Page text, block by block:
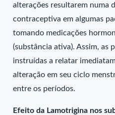
alterações resultarem numa
contraceptiva em algumas
tomando medicações
(substância ativa). Assim, as
instruídas a relatar
alteração em seu ciclo
entre os períodos.
Efeito da Lamotrigina nos